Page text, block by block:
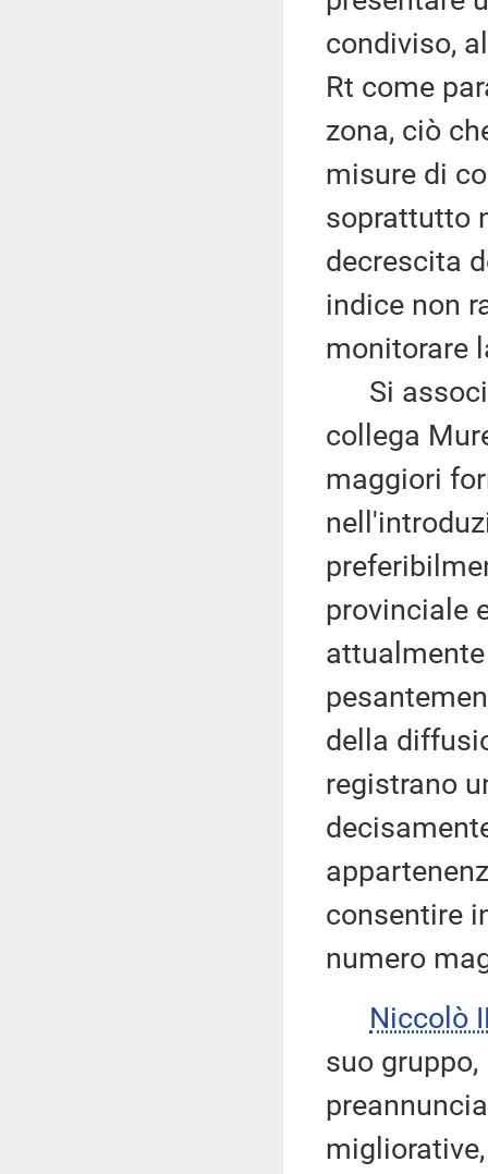
condiviso,
Rt come
zona, ciò
misure di
soprattutto
decrescita
indice non
monitorare
Si
collega
maggiori
provinciale
della
registrano
consentire
numero
Niccolò
suo